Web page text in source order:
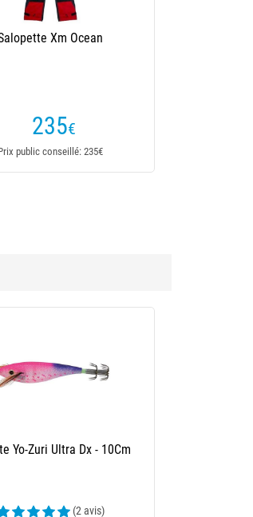
Xm Ocean
235€
public conseillé: 235€
Yamashita Egi Oh Search 3.5